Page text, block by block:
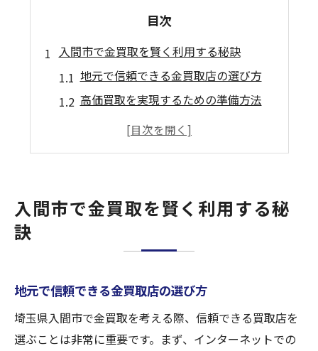
目次
入間市で金買取を賢く利用する秘訣
地元で信頼できる金買取店の選び方
高価買取を実現するための準備方法
金買取の査定ポイントを理解しよう
買取大吉を利用する際の利点
入間市で安心の金買取方法とは
信頼できるスタッフの見極め方
金買取のリスクを最小限に抑える方法
買取体験を安心にするための心得
入間市で金買取を賢く利用する秘
訣
地元で信頼できる金買取店の選び方
埼玉県入間市で金買取を考える際、信頼できる買取店を
選ぶことは非常に重要です。まず、インターネットでの